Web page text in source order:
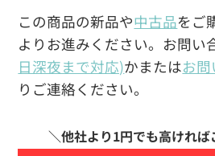
この商品の新品や中古品をご
よりお進みください。お問い
日深夜まで対応)かまたはお
りご連絡ください。